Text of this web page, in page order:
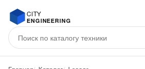
CITY
ENGINEERING